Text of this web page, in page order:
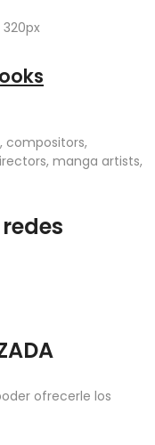
compositors,
manga artists,
ofrecerle los